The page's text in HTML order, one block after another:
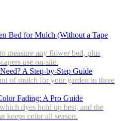
Bed for Mulch (Without a Tape
measure any flower bed, plus
use on-site.
A Step-by-Step Guide
of mulch for your garden in three
Fading: A Pro Guide
dyes hold up best, and the
keeps color all season.